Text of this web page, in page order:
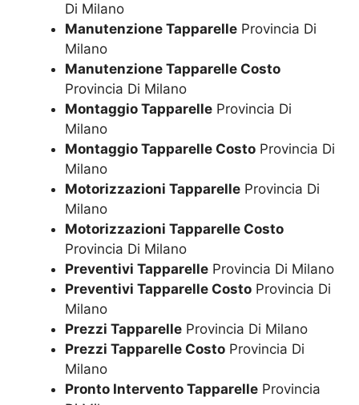
Di Milano
Manutenzione Tapparelle Provincia Di
Milano
Manutenzione Tapparelle Costo
Provincia Di Milano
Montaggio Tapparelle Provincia Di
Milano
Montaggio Tapparelle Costo Provincia Di
Milano
Motorizzazioni Tapparelle Provincia Di
Milano
Motorizzazioni Tapparelle Costo
Provincia Di Milano
Preventivi Tapparelle Provincia Di Milano
Preventivi Tapparelle Costo Provincia Di
Milano
Prezzi Tapparelle Provincia Di Milano
Prezzi Tapparelle Costo Provincia Di
Milano
Pronto Intervento Tapparelle Provincia